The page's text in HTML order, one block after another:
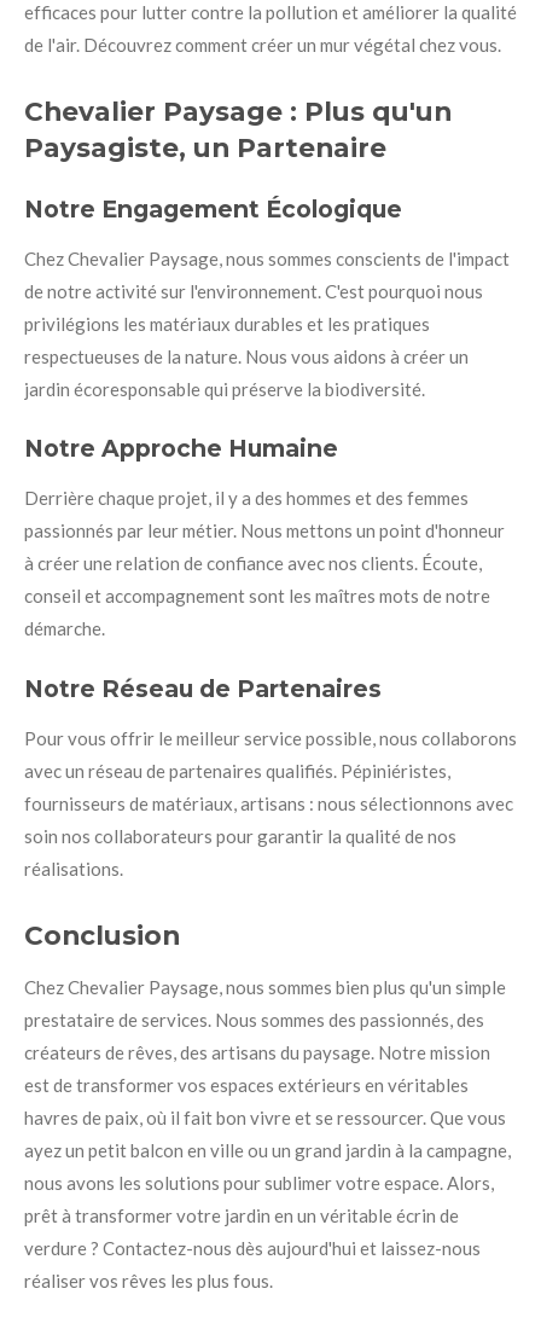
efficaces pour lutter contre la pollution et améliorer la qualité
de l'air. Découvrez comment créer un mur végétal chez vous.
Chevalier Paysage : Plus qu'un
Paysagiste, un Partenaire
Notre Engagement Écologique
Chez Chevalier Paysage, nous sommes conscients de l'impact
de notre activité sur l'environnement. C'est pourquoi nous
privilégions les matériaux durables et les pratiques
respectueuses de la nature. Nous vous aidons à créer un
jardin écoresponsable qui préserve la biodiversité.
Notre Approche Humaine
Derrière chaque projet, il y a des hommes et des femmes
passionnés par leur métier. Nous mettons un point d'honneur
à créer une relation de confiance avec nos clients. Écoute,
conseil et accompagnement sont les maîtres mots de notre
démarche.
Notre Réseau de Partenaires
Pour vous offrir le meilleur service possible, nous collaborons
avec un réseau de partenaires qualifiés. Pépiniéristes,
fournisseurs de matériaux, artisans : nous sélectionnons avec
soin nos collaborateurs pour garantir la qualité de nos
réalisations.
Conclusion
Chez Chevalier Paysage, nous sommes bien plus qu'un simple
prestataire de services. Nous sommes des passionnés, des
créateurs de rêves, des artisans du paysage. Notre mission
est de transformer vos espaces extérieurs en véritables
havres de paix, où il fait bon vivre et se ressourcer. Que vous
ayez un petit balcon en ville ou un grand jardin à la campagne,
nous avons les solutions pour sublimer votre espace. Alors,
prêt à transformer votre jardin en un véritable écrin de
verdure ? Contactez-nous dès aujourd'hui et laissez-nous
réaliser vos rêves les plus fous.